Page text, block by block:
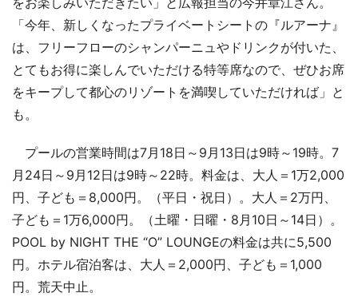
「今年、新しくなったプライベートシートの『ルアーナ』
は、フリーフローのシャンパーニュやドリンクが付いた、
とてもお得に楽しんでいただける特等席なので、ぜひお席
をキープして都心のリゾートを満喫していただければ」と
も。
プールの営業時間は7月18日～9月13日は9時～19時。7
月24日～9月12日は9時～22時。料金は、大人＝1万2,000
円、子ども＝8,000円。（平日・祝日）。大人＝2万円、
子ども＝1万6,000円。（土曜・日曜・8月10日～14日）。
POOL by NIGHT THE “O” LOUNGEの料金は共に5,500
円。ホテル宿泊客は、大人＝2,000円、子ども＝1,000
円。荒天中止。